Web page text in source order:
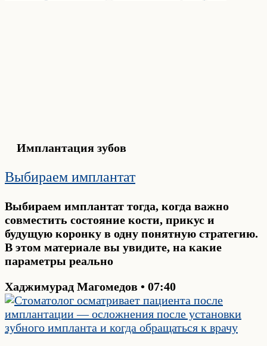
Имплантация зубов
Выбираем имплантат
Выбираем имплантат тогда, когда важно
совместить состояние кости, прикус и
будущую коронку в одну понятную стратегию.
В этом материале вы увидите, на какие
параметры реально
Хаджимурад Магомедов
07:40